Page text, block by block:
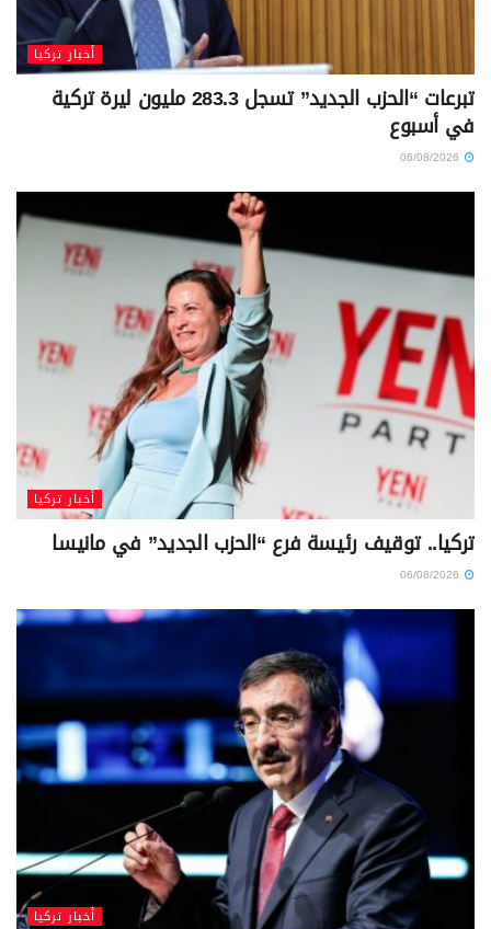
أخبار تركيا
تبرعات “الحزب الجديد” تسجل 283.3 مليون ليرة تركية
في أسبوع
أخبار تركيا
تركيا.. توقيف رئيسة فرع “الحزب الجديد” في مانيسا
أخبار تركيا